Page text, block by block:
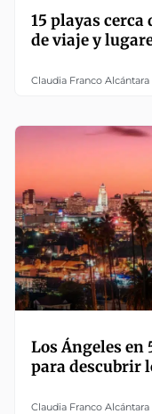
15 playas
de viaje y
Claudia Franco Alcántara
Los Ángeles
para descubrir
Claudia Franco Alcántara